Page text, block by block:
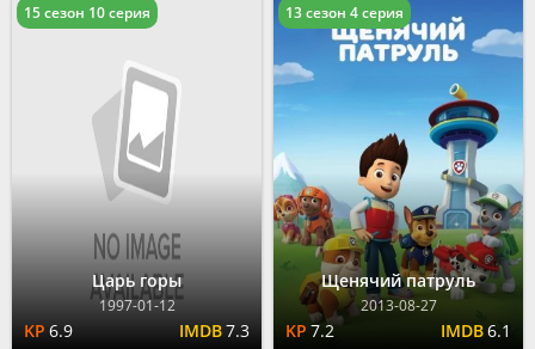
Царь горы
1997-01-12
6.9 7.3
15 сезон 10 серия
Щенячий патруль
2013-08-27
7.2 6.1
13 сезон 4 серия